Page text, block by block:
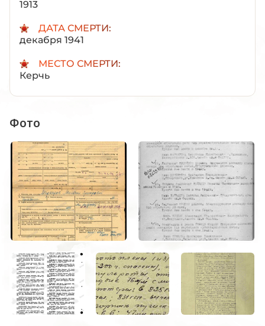
1913
ДАТА СМЕРТИ:
декабря 1941
МЕСТО СМЕРТИ:
Керчь
Фото